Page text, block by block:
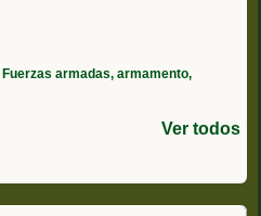
Fuerzas armadas, armamento,
Ver todos